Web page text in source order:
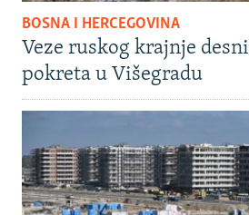
BOSNA I HERCEGOVINA
Veze ruskog krajnje
pokreta u Višegradu